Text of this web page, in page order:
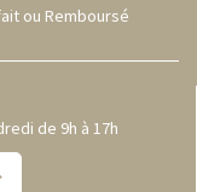
ou Remboursé
de 9h à 17h